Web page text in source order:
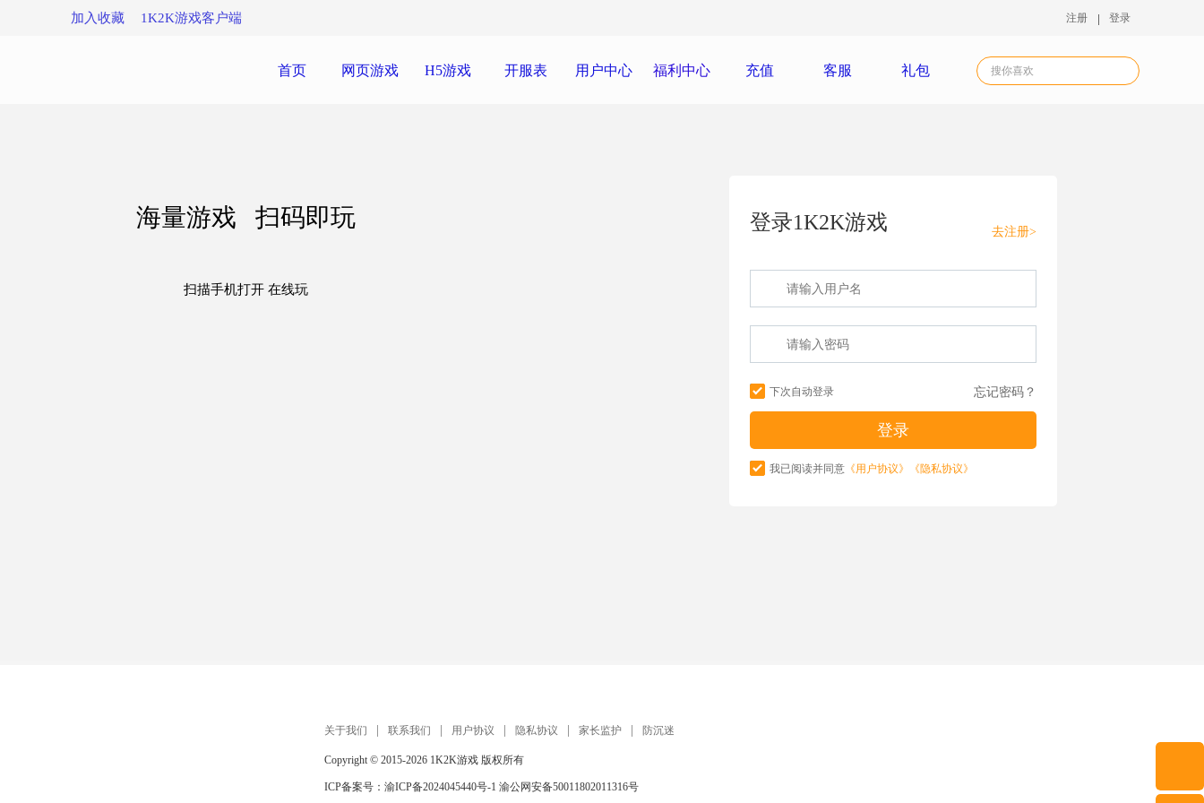
加入收藏 1K2K游戏客户端 注册 登录
首页 网页游戏 H5游戏 开服表 用户中心 福利中心 充值 客服 礼包
海量游戏 扫码即玩
扫描手机打开 在线玩
登录1K2K游戏 去注册>
下次自动登录 忘记密码？
我已阅读并同意 《用户协议》 《隐私协议》
关于我们 联系我们 用户协议 隐私协议 家长监护 防沉迷
Copyright © 2015-2026 1K2K游戏 版权所有
ICP备案号： 渝ICP备2024045440号-1 渝公网安备50011802011316号